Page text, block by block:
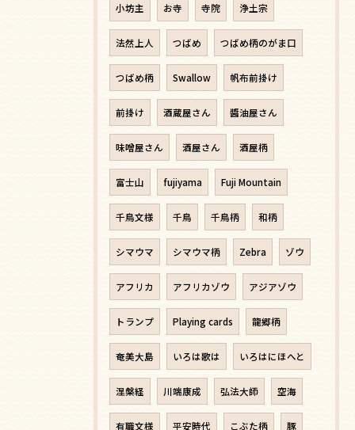
小坊主 お寺 寺院 浄土宗
法然上人 つばめ つばめ柄のがま口
つばめ柄 Swallow 帆布前掛け
前掛け 酒蔵屋さん 醬油屋さん
味噌屋さん 酒屋さん 酒屋柄
富士山 fujiyama Fuji Mountain
千鳥文様 千鳥 千鳥柄 和柄
シマウマ シマウマ柄 Zebra ゾウ
アフリカ アフリカゾウ アジアゾウ
トランプ Playing cards 龍郷柄
奄美大島 いろは歌は いろはにほへと
涅槃経 川端康成 弘法大師 空海
有職文様 平安時代 こぶた柄 豚